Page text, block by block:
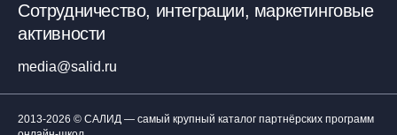
Сотрудничество, интеграции, маркетинговые
активности
media@salid.ru
2013-2026 © САЛИД — самый крупный каталог партнёрских программ